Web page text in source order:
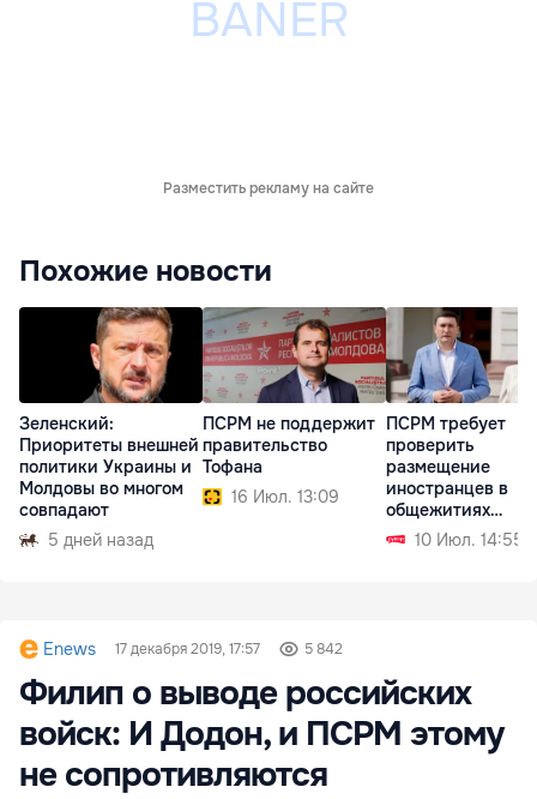
Разместить рекламу на сайте
Похожие новости
Зеленский:
Приоритеты внешней
политики Украины и
Молдовы во многом
совпадают
5 дней назад
ПСРМ не поддержит
правительство
Тофана
16 Июл. 13:09
ПСРМ требует
проверить
размещение
иностранцев в
общежитиях
Аграрного
университета
10 Июл. 14:55
Enews 17 декабря 2019, 17:57 5 842
Филип о выводе российских
войск: И Додон, и ПСРМ этому
не сопротивляются